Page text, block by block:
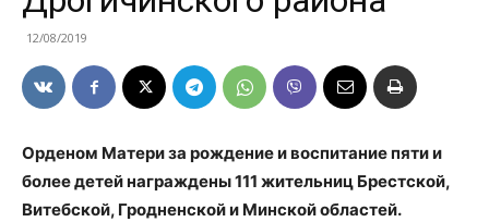
12/08/2019
Орденом Матери за рождение и воспитание пяти и
более детей награждены 111 жительниц Брестской,
Витебской, Гродненской и Минской областей.